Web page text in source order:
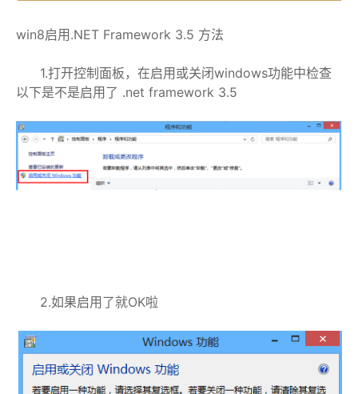
win8启用.NET Framework 3.5 方法
1.打开控制面板，在启用或关闭windows功能中检查
以下是不是启用了 .net framework 3.5
2.如果启用了就OK啦